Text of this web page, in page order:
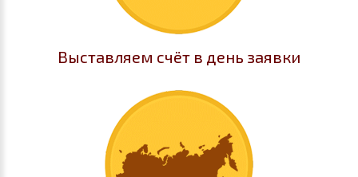
Выставляем счёт в день заявки